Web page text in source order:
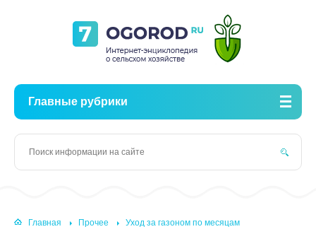
Главные рубрики
Главная Прочее Уход за газоном по месяцам